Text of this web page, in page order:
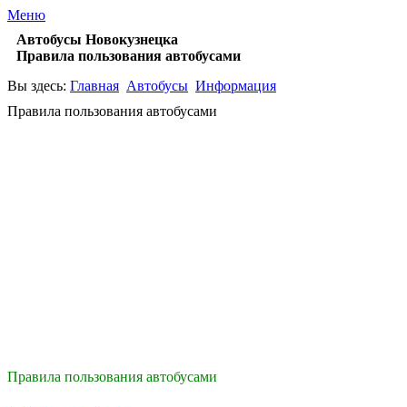
Меню
Автобусы Новокузнецка
Правила пользования автобусами
Вы здесь: Главная Автобусы Информация
Правила пользования автобусами
Правила пользования автобусами